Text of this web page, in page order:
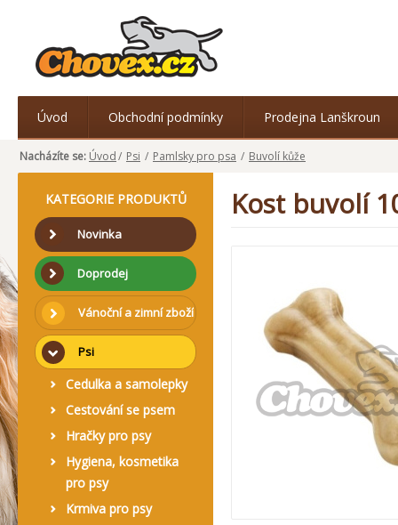
Úvod Obchodní podmínky Prodejna Lanškroun
Nacházíte se: Úvod/ Psi / Pamlsky pro psa / Buvolí kůže
KATEGORIE PRODUKTŮ
Novinka
Doprodej
Vánoční a zimní zboží
Psi
Cedulka a samolepky
Cestování se psem
Hračky pro psy
Hygiena, kosmetika
pro psy
Krmiva pro psy
Kost buvolí